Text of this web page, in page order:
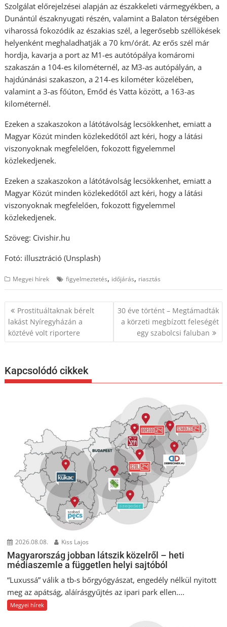
Szolgálat előrejelzései alapján az északkeleti vármegyékben, a
Dunántúl északnyugati részén, valamint a Balaton térségében
viharossá fokozódik az északias szél, a legerősebb széllökések
helyenként meghaladhatják a 70 km/órát. Az erős szél már
hordja, kavarja a port az M1-es autótópálya komáromi
szakaszán a 104-es kilométernél, az M3-as autópályán, a
hajdúnánási szakaszon, a 214-es kilométer közelében,
valamint a 3-as főúton, Emőd és Vatta között, a 163-as
kilométernél.
Ezeken a szakaszokon a látótávolság lecsökkenhet, emiatt a
Magyar Közút minden közlekedőtől azt kéri, hogy a látási
viszonyoknak megfelelően, fokozott figyelemmel
közlekedjenek.
Ezeken a szakaszokon a látótávolság lecsökkenhet, emiatt a
Magyar Közút minden közlekedőtől azt kéri, hogy a látási
viszonyoknak megfelelően, fokozott figyelemmel
közlekedjenek.
Szöveg: Civishir.hu
Fotó: illusztráció (Unsplash)
Megyei hírek figyelmeztetés, időjárás, riasztás
Bejegyzés
navigáció
Prostituáltaknak bérelt
lakást Nyíregyházán a
köztévé volt riportere
30 éve történt – Megtámadták
a körzeti megbízott feleségét
egy szabolcsi faluban
Kapcsolódó cikkek
2026.08.08. Kiss Lajos
Magyarország jobban látszik közelről – heti
médiaszemle a független helyi sajtóból
“Luxussá” válik a tb-s bőrgyógyászat, engedély nélkül nyitott
meg az apátság, aláírásgyűjtés az ipari park ellen....
Megyei hírek